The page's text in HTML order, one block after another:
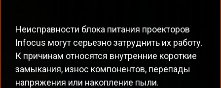
Неисправности блока питания проекторов
Infocus могут серьезно затруднить их работу.
К причинам относятся внутренние короткие
замыкания, износ компонентов, перепады
напряжения или накопление пыли.